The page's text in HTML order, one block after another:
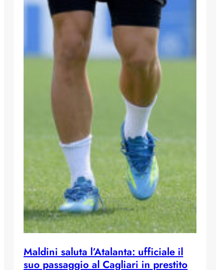
Maldini saluta l’Atalanta: ufficiale il
suo passaggio al Cagliari in prestito